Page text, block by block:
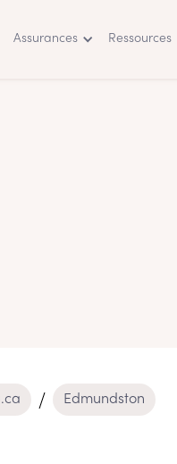
Assurances Ressources
Edmundston